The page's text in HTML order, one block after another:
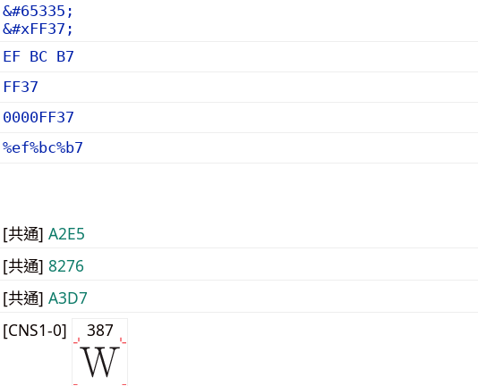
&#65335;
&#xFF37;
EF BC B7
FF37
0000FF37
%ef%bc%b7
[共通] A2E5
[共通] 8276
[共通] A3D7
[CNS1-0] 387